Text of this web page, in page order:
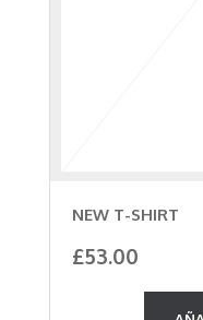
NEW T-SHIRT
£53.00